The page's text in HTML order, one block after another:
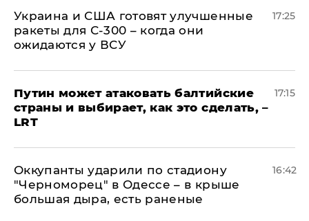
Украина и США готовят улучшенные
ракеты для С-300 – когда они
ожидаются у ВСУ
17:25
Путин может атаковать балтийские
страны и выбирает, как это сделать, –
LRT
17:15
Оккупанты ударили по стадиону
"Черноморец" в Одессе – в крыше
большая дыра, есть раненые
16:42